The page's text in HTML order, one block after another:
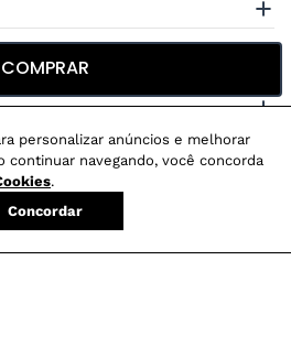
personalizar anúncios e melhorar
continuar navegando, você concorda
.
Concordar
COMPRAR